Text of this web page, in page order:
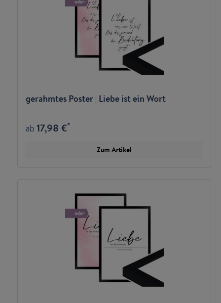
gerahmtes Poster | Liebe ist ein Wort
ab17,98 €*
Zum Artikel